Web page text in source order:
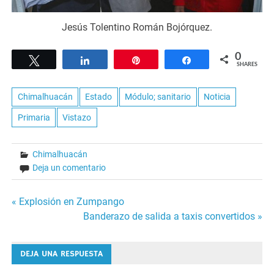
Jesús Tolentino Román Bojórquez.
Share 0
SHARES
Chimalhuacán Estado Módulo; sanitario Noticia
Primaria Vistazo
Chimalhuacán
Deja un comentario
Navegación
entradas
« Explosión en Zumpango
Banderazo de salida a taxis convertidos »
DEJA UNA RESPUESTA